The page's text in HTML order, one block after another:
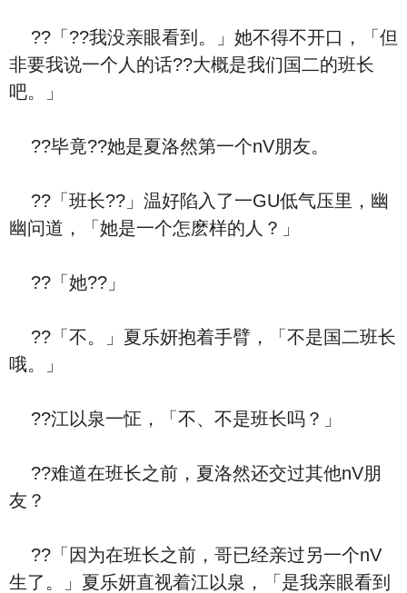
??「??我没亲眼看到。」她不得不开口，「但
非要我说一个人的话??大概是我们国二的班长
吧。」
??毕竟??她是夏洛然第一个nV朋友。
??「班长??」温好陷入了一GU低气压里，幽
幽问道，「她是一个怎麽样的人？」
??「她??」
??「不。」夏乐妍抱着手臂，「不是国二班长
哦。」
??江以泉一怔，「不、不是班长吗？」
??难道在班长之前，夏洛然还交过其他nV朋
友？
??「因为在班长之前，哥已经亲过另一个nV
生了。」夏乐妍直视着江以泉，「是我亲眼看到